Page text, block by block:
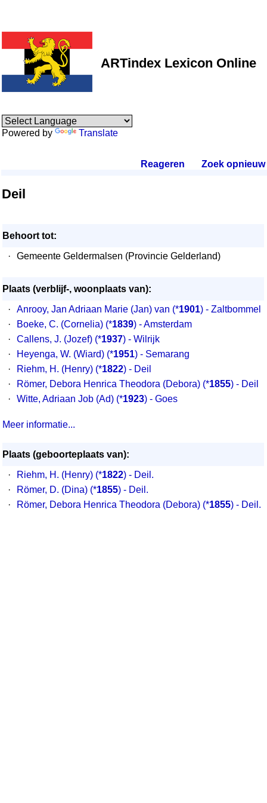
ARTindex Lexicon Online
Powered by Translate
Reageren Zoek opnieuw.
Deil
Behoort tot:
·
Gemeente Geldermalsen (Provincie Gelderland)
Plaats (verblijf-, woonplaats van):
·
Anrooy, Jan Adriaan Marie (Jan) van (*1901) - Zaltbommel
·
Boeke, C. (Cornelia) (*1839) - Amsterdam
·
Callens, J. (Jozef) (*1937) - Wilrijk
·
Heyenga, W. (Wiard) (*1951) - Semarang
·
Riehm, H. (Henry) (*1822) - Deil
·
Römer, Debora Henrica Theodora (Debora) (*1855) - Deil
·
Witte, Adriaan Job (Ad) (*1923) - Goes
Meer informatie...
Plaats (geboorteplaats van):
·
Riehm, H. (Henry) (*1822) - Deil.
·
Römer, D. (Dina) (*1855) - Deil.
·
Römer, Debora Henrica Theodora (Debora) (*1855) - Deil.